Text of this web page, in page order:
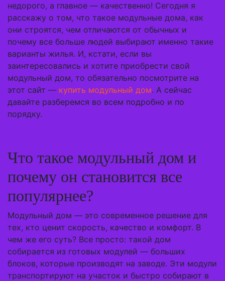
недорого, а главное — качественно! Сегодня я
расскажу о том, что такое модульные дома, как
они строятся, чем отличаются от обычных и
почему все больше людей выбирают именно такие
варианты жилья. И, кстати, если вы
заинтересовались и хотите приобрести свой
модульный дом, то обязательно посмотрите на
этот сайт — купить модульный дом. А сейчас
давайте разберемся во всем подробно и по
порядку.
Что такое модульный дом и
почему он становится все
популярнее?
Модульный дом — это современное решение для
тех, кто ценит скорость, качество и комфорт. В
чем же его суть? Все просто: такой дом
собирается из готовых модулей — больших
блоков, которые производят на заводе. Эти модули
транспортируют на участок и быстро собирают в